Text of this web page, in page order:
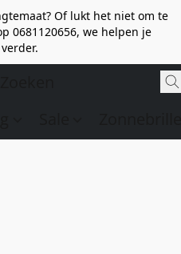
Of lukt het niet om te
0681120656, we helpen je